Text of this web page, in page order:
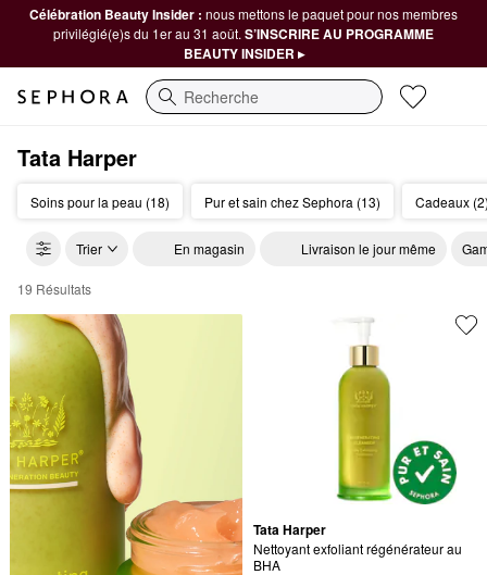
Célébration Beauty Insider : nous mettons le paquet pour nos membres
privilégié(e)s du 1er au 31 août. S’INSCRIRE AU PROGRAMME
BEAUTY INSIDER ▸
Recherche
Tata Harper
Soins pour la peau (18) Pur et sain chez Sephora (13) Cadeaux
Trier En magasin Livraison le jour même
Tata Harper Skin Care
19 Résultats
Tata Harper
Nettoyant exfoliant régénérateur au
BHA